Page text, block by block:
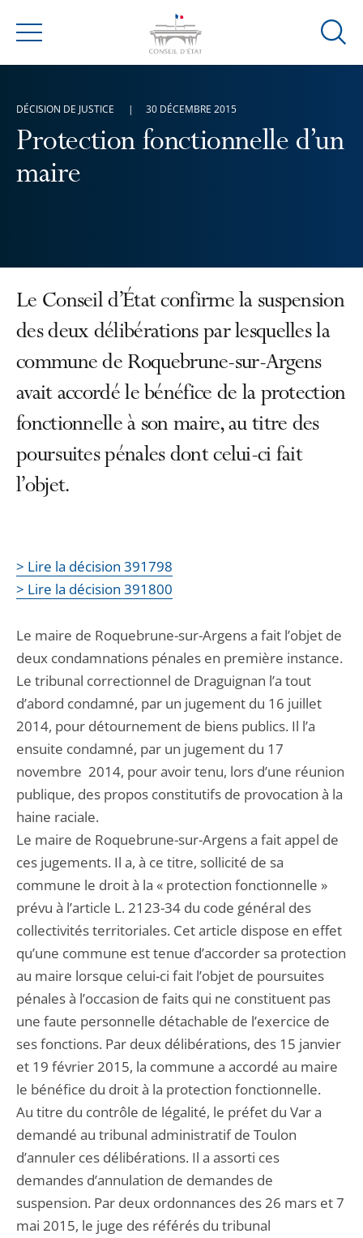
Menu
Ouvrir
Protection fonctionnelle d’un
maire
DÉCISION DE JUSTICE 30 DÉCEMBRE 2015
Le Conseil d’État confirme la suspension
des deux délibérations par lesquelles la
commune de Roquebrune-sur-Argens
avait accordé le bénéfice de la protection
fonctionnelle à son maire, au titre des
poursuites pénales dont celui-ci fait
l’objet.
> Lire la décision 391798
> Lire la décision 391800
Le maire de Roquebrune-sur-Argens a fait l’objet de
deux condamnations pénales en première instance.
Le tribunal correctionnel de Draguignan l’a tout
d’abord condamné, par un jugement du 16 juillet
2014, pour détournement de biens publics. Il l’a
ensuite condamné, par un jugement du 17
novembre 2014, pour avoir tenu, lors d’une réunion
publique, des propos constitutifs de provocation à la
haine raciale.
Le maire de Roquebrune-sur-Argens a fait appel de
ces jugements. Il a, à ce titre, sollicité de sa
commune le droit à la « protection fonctionnelle »
prévu à l’article L. 2123-34 du code général des
collectivités territoriales. Cet article dispose en effet
qu’une commune est tenue d’accorder sa protection
au maire lorsque celui-ci fait l’objet de poursuites
pénales à l’occasion de faits qui ne constituent pas
une faute personnelle détachable de l’exercice de
ses fonctions. Par deux délibérations, des 15 janvier
et 19 février 2015, la commune a accordé au maire
le bénéfice du droit à la protection fonctionnelle.
Au titre du contrôle de légalité, le préfet du Var a
demandé au tribunal administratif de Toulon
d’annuler ces délibérations. Il a assorti ces
demandes d’annulation de demandes de
suspension. Par deux ordonnances des 26 mars et 7
mai 2015, le juge des référés du tribunal